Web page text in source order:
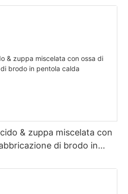
& zuppa miscelata con
di brodo in